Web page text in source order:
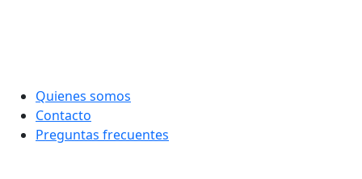
Quienes somos
Contacto
Preguntas frecuentes